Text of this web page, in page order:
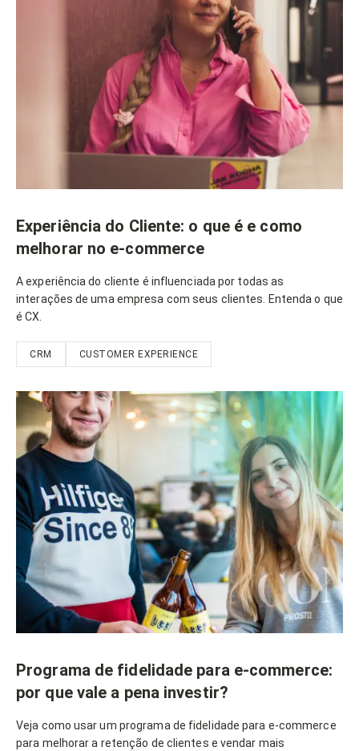
Experiência do Cliente: o que é e como
melhorar no e-commerce
A experiência do cliente é influenciada por todas as
interações de uma empresa com seus clientes. Entenda o que
é CX.
CRM CUSTOMER EXPERIENCE
Programa de fidelidade para e-commerce:
por que vale a pena investir?
Veja como usar um programa de fidelidade para e-commerce
para melhorar a retenção de clientes e vendar mais